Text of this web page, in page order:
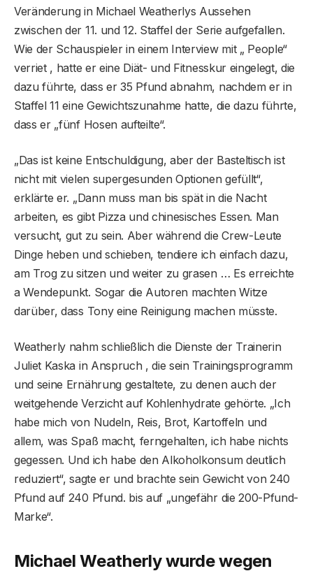
Veränderung in Michael Weatherlys Aussehen
zwischen der 11. und 12. Staffel der Serie aufgefallen.
Wie der Schauspieler in einem Interview mit „ People“
verriet , hatte er eine Diät- und Fitnesskur eingelegt, die
dazu führte, dass er 35 Pfund abnahm, nachdem er in
Staffel 11 eine Gewichtszunahme hatte, die dazu führte,
dass er „fünf Hosen aufteilte“.
„Das ist keine Entschuldigung, aber der Basteltisch ist
nicht mit vielen supergesunden Optionen gefüllt“,
erklärte er. „Dann muss man bis spät in die Nacht
arbeiten, es gibt Pizza und chinesisches Essen. Man
versucht, gut zu sein. Aber während die Crew-Leute
Dinge heben und schieben, tendiere ich einfach dazu,
am Trog zu sitzen und weiter zu grasen … Es erreichte
a Wendepunkt. Sogar die Autoren machten Witze
darüber, dass Tony eine Reinigung machen müsste.
Weatherly nahm schließlich die Dienste der Trainerin
Juliet Kaska in Anspruch , die sein Trainingsprogramm
und seine Ernährung gestaltete, zu denen auch der
weitgehende Verzicht auf Kohlenhydrate gehörte. „Ich
habe mich von Nudeln, Reis, Brot, Kartoffeln und
allem, was Spaß macht, ferngehalten, ich habe nichts
gegessen. Und ich habe den Alkoholkonsum deutlich
reduziert“, sagte er und brachte sein Gewicht von 240
Pfund auf 240 Pfund. bis auf „ungefähr die 200-Pfund-
Marke“.
Michael Weatherly wurde wegen